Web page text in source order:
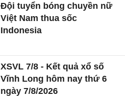
Đội tuyển bóng chuyền nữ
Việt Nam thua sốc
Indonesia
XSVL 7/8 - Kết quả xổ số
Vĩnh Long hôm nay thứ 6
ngày 7/8/2026